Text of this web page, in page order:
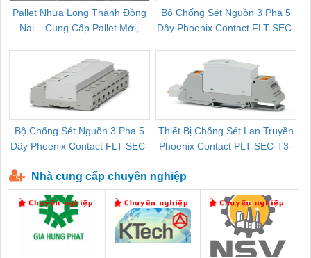
Pallet Nhựa Long Thành Đồng
Nai – Cung Cấp Pallet Mới,
Bộ Chống Sét Nguồn 3 Pha 5
Dây Phoenix Contact FLT-SEC-
Bộ Chống Sét Nguồn 3 Pha 5
Dây Phoenix Contact FLT-SEC-
Thiết Bị Chống Sét Lan Truyền
Phoenix Contact PLT-SEC-T3-
Nhà cung cấp chuyên nghiệp